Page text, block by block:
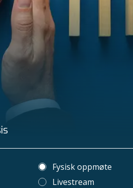
Fysisk oppmøte
Livestream